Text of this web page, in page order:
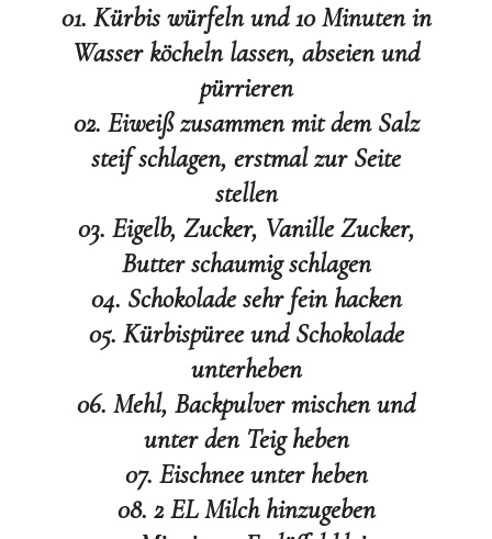
01. Kürbis würfeln und 10 Minuten in
Wasser köcheln lassen, abseien und
pürrieren
02. Eiweiß zusammen mit dem Salz
steif schlagen, erstmal zur Seite
stellen
03. Eigelb, Zucker, Vanille Zucker,
Butter schaumig schlagen
04. Schokolade sehr fein hacken
05. Kürbispüree und Schokolade
unterheben
06. Mehl, Backpulver mischen und
unter den Teig heben
07. Eischnee unter heben
08. 2 EL Milch hinzugeben